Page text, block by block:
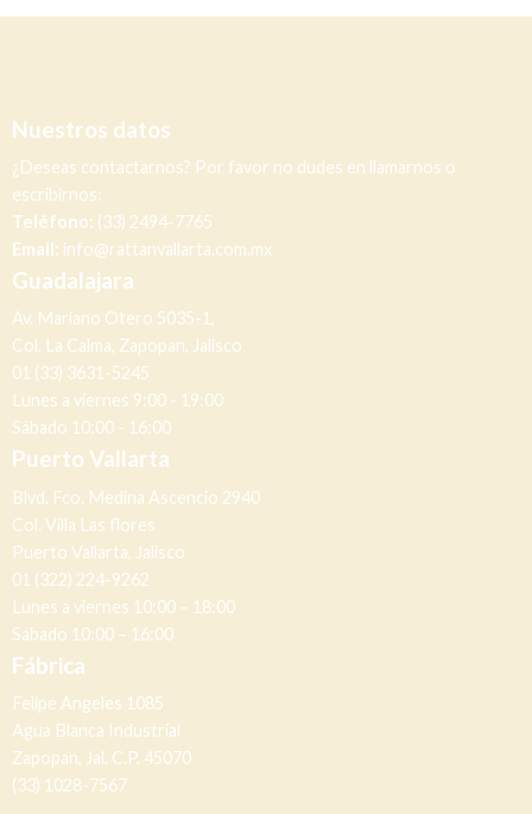
Nuestros datos
¿Deseas contactarnos? Por favor no dudes en llamarnos o
escribirnos:
Teléfono: (33) 2494-7765
Email: info@rattanvallarta.com.mx
Guadalajara
Av. Mariano Otero 5035-1,
Col. La Calma, Zapopan, Jalisco
01 (33) 3631-5245
Lunes a viernes 9:00 - 19:00
Sábado 10:00 - 16:00
Puerto Vallarta
Blvd. Fco. Medina Ascencio 2940
Col. Villa Las flores
Puerto Vallarta, Jalisco
01 (322) 224-9262
Lunes a viernes 10:00 – 18:00
Sábado 10:00 – 16:00
Fábrica
Felipe Angeles 1085
Agua Blanca Industrial
Zapopan, Jal. C.P. 45070
(33) 1028-7567